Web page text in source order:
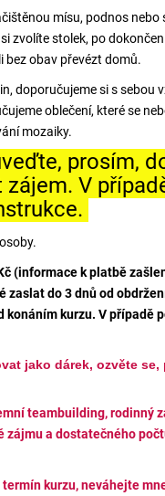
mísu, podnos
zvolíte stolek, po
bez obav převézt domů.
doporučujeme si s sebou
oblečení, které se
mozaiky.
prosím,
V
(informace k platbě
zaslat do 3 dnů od
konáním kurzu. V případě
jako dárek, ozvěte se,
teambuilding, rodinný
zájmu a dostatečného
kurzu, neváhejte